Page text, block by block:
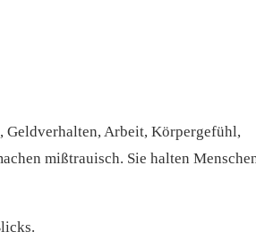
Geldverhalten, Arbeit, Körpergefühl,
mißtrauisch. Sie halten